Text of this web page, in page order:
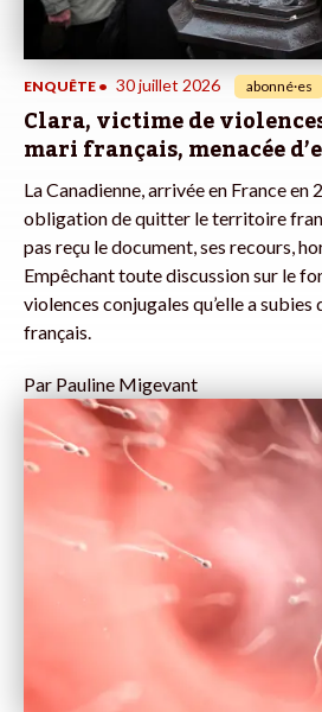
ENQUÊTE • 30 juillet 2026 abonné·es
Clara, victime de
mari français, menacée
La Canadienne, arrivée en France en
obligation de quitter le territoire
pas reçu le document, ses recours,
Empêchant toute discussion sur le
violences conjugales qu’elle a subies
français.
Par Pauline Migevant